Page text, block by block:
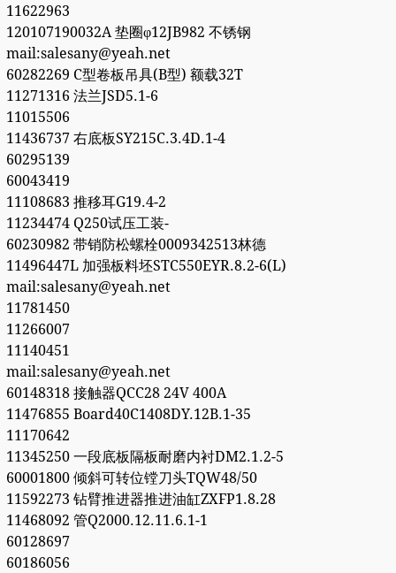
11622963
120107190032A 垫圈φ12JB982 不锈钢
mail:salesany@yeah.net
60282269 C型卷板吊具(B型) 额载32T
11271316 法兰JSD5.1-6
11015506
11436737 右底板SY215C.3.4D.1-4
60295139
60043419
11108683 推移耳G19.4-2
11234474 Q250试压工装-
60230982 带销防松螺栓0009342513林德
11496447L 加强板料坯STC550EYR.8.2-6(L)
mail:salesany@yeah.net
11781450
11266007
11140451
mail:salesany@yeah.net
60148318 接触器QCC28 24V 400A
11476855 Board40C1408DY.12B.1-35
11170642
11345250 一段底板隔板耐磨内衬DM2.1.2-5
60001800 倾斜可转位镗刀头TQW48/50
11592273 钻臂推进器推进油缸ZXFP1.8.28
11468092 管Q2000.12.11.6.1-1
60128697
60186056